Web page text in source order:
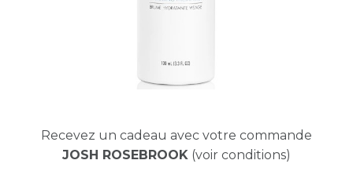
Recevez un cadeau avec votre commande
JOSH ROSEBROOK (voir conditions)